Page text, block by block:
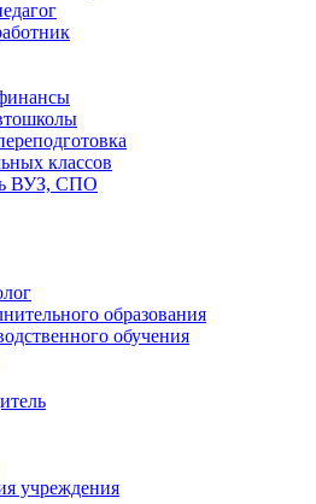
классов
ВУЗ, СПО
образования
обучения
учреждения